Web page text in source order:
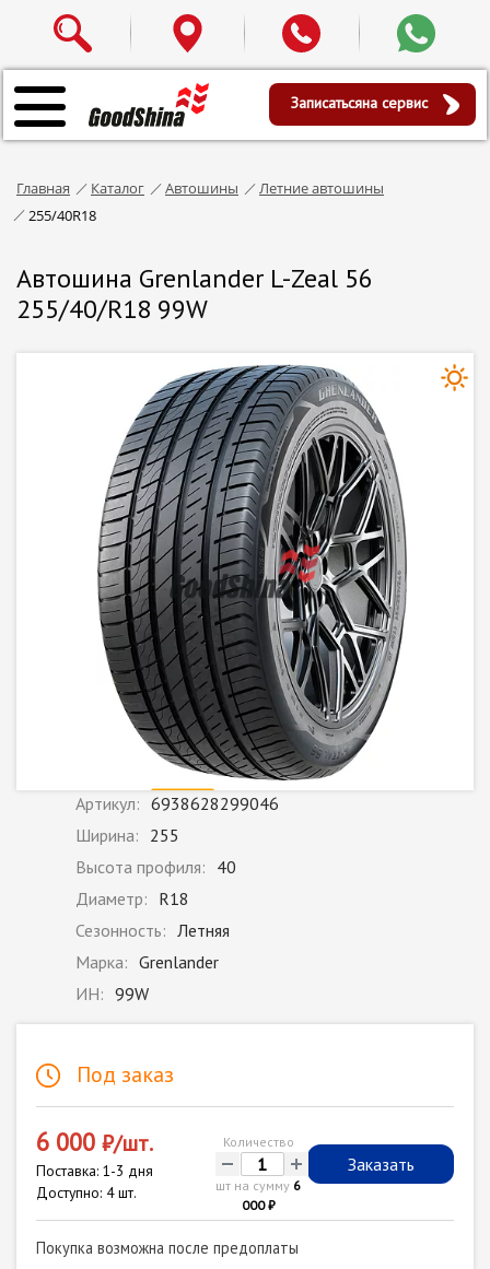
Записатьсяна сервис
Главная Каталог Автошины
Летние автошины
255/40R18
Автошина Grenlander L-Zeal 56
255/40/R18 99W
Артикул: 6938628299046
Ширина: 255
Высота профиля: 40
Диаметр: R18
Сезонность: Летняя
Марка: Grenlander
ИН: 99W
Под заказ
6 000 ₽/шт.
Поставка: 1-3 дня
Доступно: 4 шт.
Количество
- +
шт на сумму 6
000 ₽
Заказать
Покупка возможна после предоплаты